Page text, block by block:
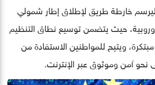
ليرسم خارطة طريق لإطلاق إطار شمولي
حيث يتضمن توسيع نطاق التنظيم
ويتيح للمواطنين الاستفادة من
آمن وموثوق عبر الإنترنت.